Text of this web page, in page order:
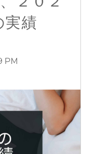
実績
PM